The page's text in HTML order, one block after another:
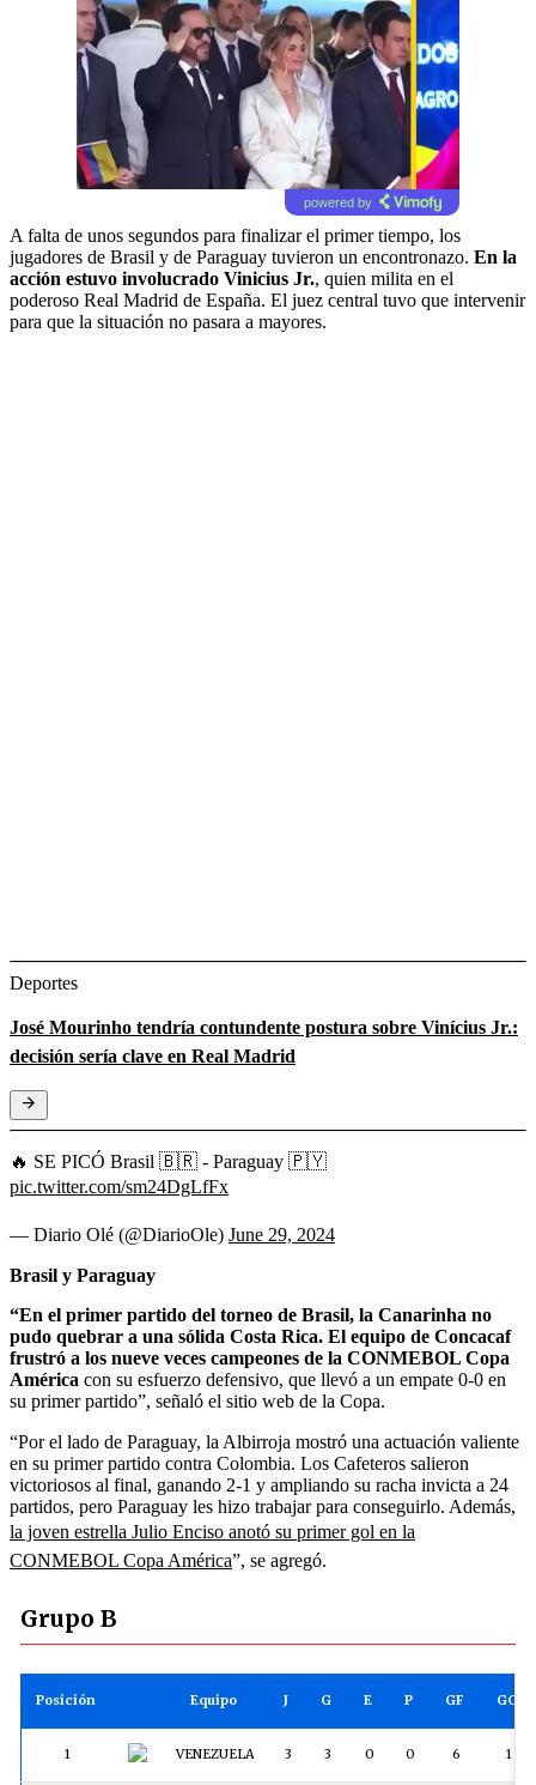
powered by
A falta de unos segundos para finalizar el primer tiempo, los
jugadores de Brasil y de Paraguay tuvieron un encontronazo. En la
acción estuvo involucrado Vinicius Jr., quien milita en el
poderoso Real Madrid de España. El juez central tuvo que intervenir
para que la situación no pasara a mayores.
Deportes
José Mourinho tendría contundente postura sobre Vinícius Jr.:
decisión sería clave en Real Madrid
🔥 SE PICÓ Brasil 🇧🇷 - Paraguay 🇵🇾
pic.twitter.com/sm24DgLfFx
— Diario Olé (@DiarioOle) June 29, 2024
Brasil y Paraguay
“En el primer partido del torneo de Brasil, la Canarinha no
pudo quebrar a una sólida Costa Rica. El equipo de Concacaf
frustró a los nueve veces campeones de la CONMEBOL Copa
América con su esfuerzo defensivo, que llevó a un empate 0-0 en
su primer partido”, señaló el sitio web de la Copa.
“Por el lado de Paraguay, la Albirroja mostró una actuación valiente
en su primer partido contra Colombia. Los Cafeteros salieron
victoriosos al final, ganando 2-1 y ampliando su racha invicta a 24
partidos, pero Paraguay les hizo trabajar para conseguirlo. Además,
la joven estrella Julio Enciso anotó su primer gol en la
CONMEBOL Copa América”, se agregó.